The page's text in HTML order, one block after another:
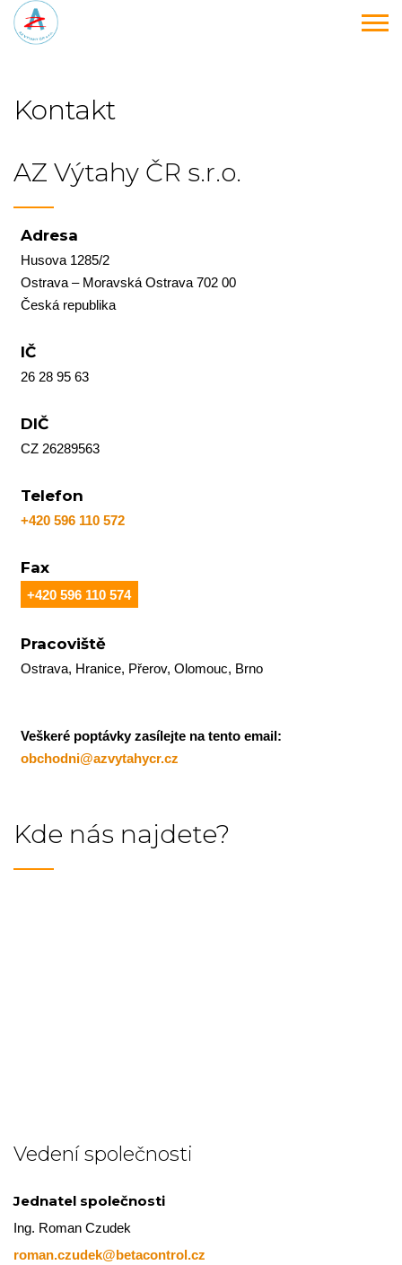
Kontakt
AZ Výtahy ČR s.r.o.
Adresa
Husova 1285/2
Ostrava – Moravská Ostrava 702 00
Česká republika
IČ
26 28 95 63
DIČ
CZ 26289563
Telefon
+420 596 110 572
Fax
+420 596 110 574
Pracoviště
Ostrava, Hranice, Přerov, Olomouc, Brno
Veškeré poptávky zasílejte na tento email:
obchodni@azvytahycr.cz
Kde nás najdete?
Vedení společnosti
Jednatel společnosti
Ing. Roman Czudek
roman.czudek@betacontrol.cz